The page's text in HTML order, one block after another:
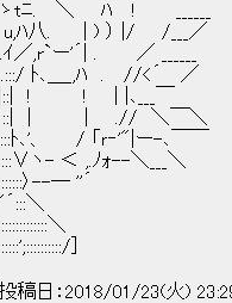
＼ ﾊ ! ______
|/ /___／ アレ、
ー'´| . ／ ______
ﾄ､＿_,ﾊ . //<´ ／
| |､___￣
| | .// ＼￣＼
/ 「ｒ‐'"|ー-､￣￣
＜ ,.ﾉｫ--＼___＼
〉--─ ''´
＼
＼
]
稿日：2018/01/23(火)